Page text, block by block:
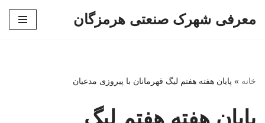
معرفی شهرک صنعتی هرمزگان
خانه » پایان هفته هفتم لیگ قهرمانان با پیروزی مدعیان
پایان هفته هفتم لیگ